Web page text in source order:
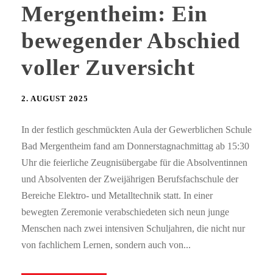
Mergentheim: Ein
bewegender Abschied
voller Zuversicht
2. AUGUST 2025
In der festlich geschmückten Aula der Gewerblichen Schule
Bad Mergentheim fand am Donnerstagnachmittag ab 15:30
Uhr die feierliche Zeugnisübergabe für die Absolventinnen
und Absolventen der Zweijährigen Berufsfachschule der
Bereiche Elektro- und Metalltechnik statt. In einer
bewegten Zeremonie verabschiedeten sich neun junge
Menschen nach zwei intensiven Schuljahren, die nicht nur
von fachlichem Lernen, sondern auch von...